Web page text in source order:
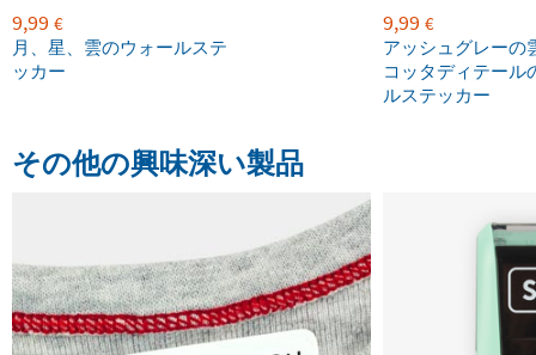
9,99 €
月、星、雲のウォールステ
ッカー
9,99 €
アッシュグレーの
コッタディテール
ルステッカー
その他の興味深い製品